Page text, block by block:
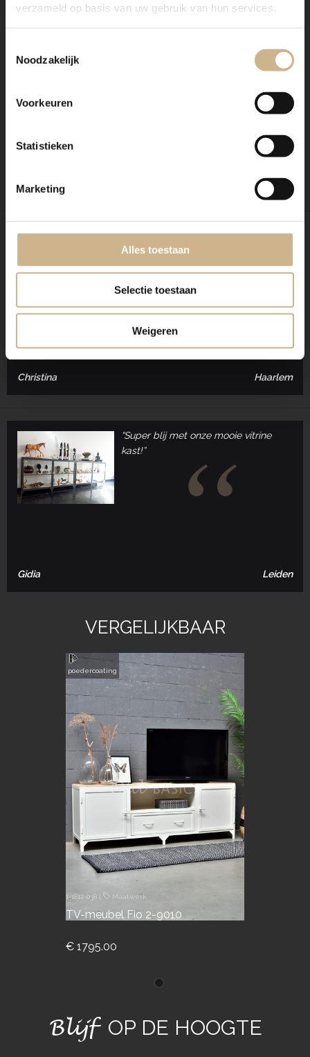
verzameld op basis van uw gebruik van hun services.
Noodzakelijk
Voorkeuren
Statistieken
Marketing
Alles toestaan
Selectie toestaan
Weigeren
Benieuwd geworden? Kom eens langs, of neem
contact met ons op. Wij maken graag vrijblijvend een
VAN ONZE KLANTEN
Christina Haarlem
“Super blij met onze mooie vitrine
kast!”
Gidia Leiden
VERGELIJKBAAR
poedercoating
1-1812-038 Maatwerk
TV-meubel Fio 2-9010
€ 1795.00
Blijf OP DE HOOGTE